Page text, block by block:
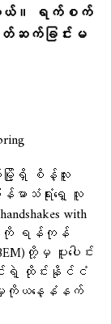
တယ်။ ရက်စက်
ဆက်ခြင်းမ
ြို့ရှိ စိန့်လူး
မာသံရုံးရှေ့ လူ
with
နာကို ရန်ကုန်
တို့မှ ပူးပေါင်း
လှိုင်ရဲ့ ထိုင်းနိုင်ငံ
ကိုယ​​နေ့နံနက်